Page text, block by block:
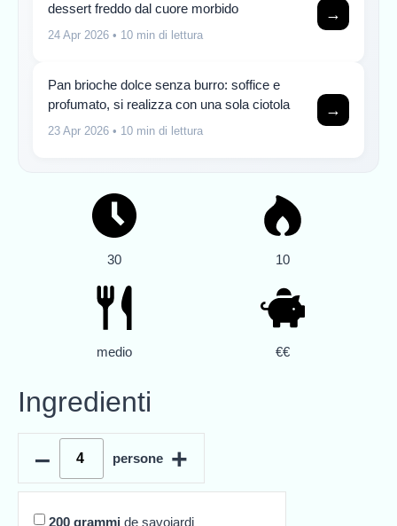
dessert freddo dal cuore morbido
24 Apr 2026 • 10 min di lettura
→
Pan brioche dolce senza burro: soffice e
profumato, si realizza con una sola ciotola
23 Apr 2026 • 10 min di lettura
→
30 10
medio €€
Ingredienti
–
persone +
200 grammi de savoiardi